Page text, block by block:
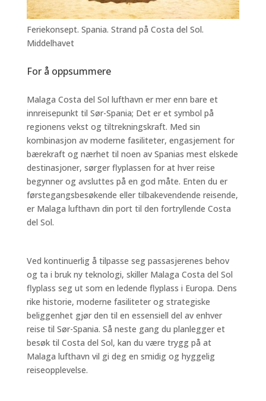
Feriekonsept. Spania. Strand på Costa del Sol.
Middelhavet
For å oppsummere
Malaga Costa del Sol lufthavn er mer enn bare et
innreisepunkt til Sør-Spania; Det er et symbol på
regionens vekst og tiltrekningskraft. Med sin
kombinasjon av moderne fasiliteter, engasjement for
bærekraft og nærhet til noen av Spanias mest elskede
destinasjoner, sørger flyplassen for at hver reise
begynner og avsluttes på en god måte. Enten du er
førstegangsbesøkende eller tilbakevendende reisende,
er Malaga lufthavn din port til den fortryllende Costa
del Sol.
Ved kontinuerlig å tilpasse seg passasjerenes behov
og ta i bruk ny teknologi, skiller Malaga Costa del Sol
flyplass seg ut som en ledende flyplass i Europa. Dens
rike historie, moderne fasiliteter og strategiske
beliggenhet gjør den til en essensiell del av enhver
reise til Sør-Spania. Så neste gang du planlegger et
besøk til Costa del Sol, kan du være trygg på at
Malaga lufthavn vil gi deg en smidig og hyggelig
reiseopplevelse.